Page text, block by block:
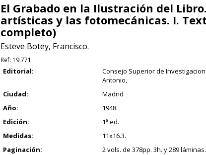
El Grabado en la Ilustración del
artísticas y las fotomecánicas. I.
completo)
Esteve Botey, Francisco.
Ref: 19.771
Editorial:
Consejo Superior de
Antonio,
Ciudad:
Madrid
Año:
1948.
Edición:
1ª ed.
Medidas:
11x16.3.
Paginación:
2 vols. de 378pp. 3h. y 289 láminas.